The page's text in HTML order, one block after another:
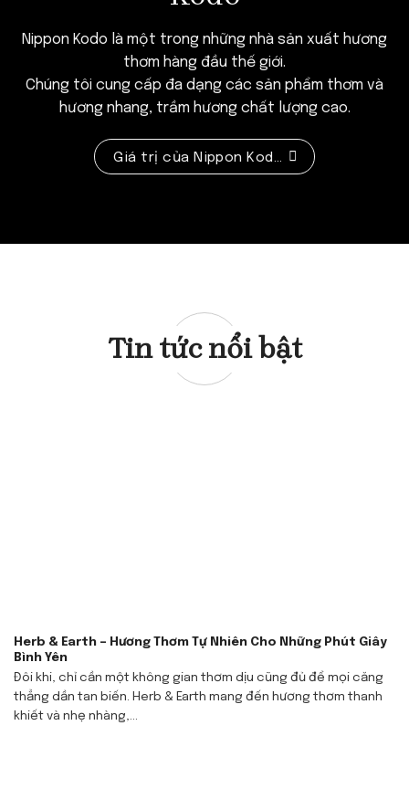
Nippon Kodo là một trong những nhà sản xuất hương
thơm hàng đầu thế giới.
Chúng tôi cung cấp đa dạng các sản phẩm thơm và
hương nhang, trầm hương chất lượng cao.
Giá trị của Nippon Kodo
Tin tức nổi bật
Herb & Earth – Hương Thơm Tự Nhiên Cho Những Phút Giây
Bình Yên
Đôi khi, chỉ cần một không gian thơm dịu cũng đủ để mọi căng
thẳng dần tan biến. Herb & Earth mang đến hương thơm thanh
khiết và nhẹ nhàng,...